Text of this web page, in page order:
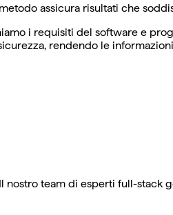
assicura risultati che
i requisiti del software e
rendendo le
team di esperti full-stack